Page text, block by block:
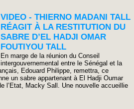
VIDEO - THIERNO MADANI TALL
RÉAGIT À LA RESTITUTION DU
SABRE D’EL HADJI OMAR
FOUTIYOU TALL
En marge de la réunion du Conseil
intergouvernemental entre le Sénégal et la
Edouard Philippe, remettra, ce
un sabre appartenant à El Hadji Oumar
l’Etat, Macky Sall. Une nouvelle accueillie